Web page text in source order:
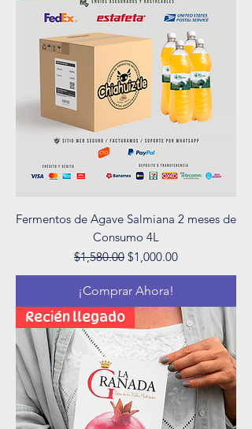
Fermentos de Agave Salmiana 2 meses de
Consumo 4L
Precio
$1,580.00 Precio de oferta
$1,000.00
¡Comprar Ahora!
Recién llegado